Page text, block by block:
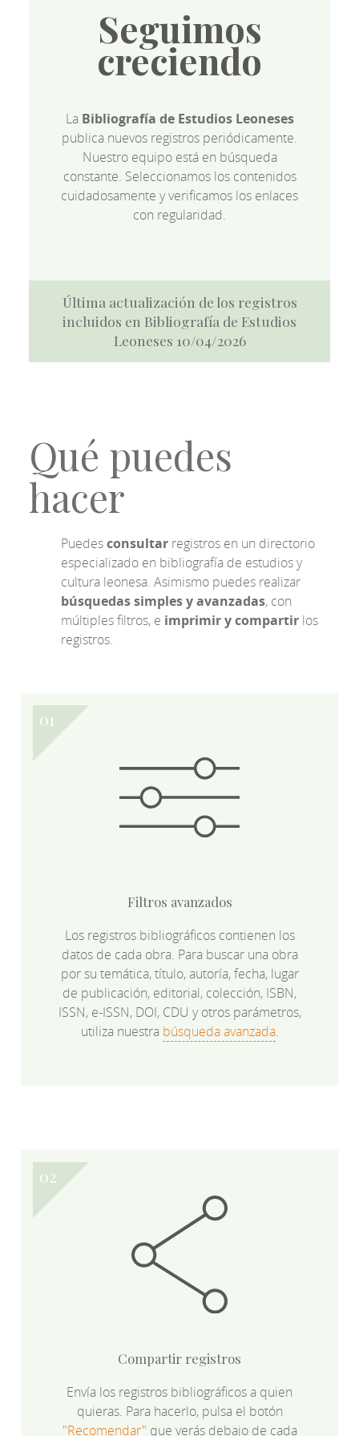
Seguimos
creciendo
La Bibliografía de Estudios Leoneses
publica nuevos registros periódicamente.
Nuestro equipo está en búsqueda
constante. Seleccionamos los contenidos
cuidadosamente y verificamos los enlaces
con regularidad.
Última actualización de los registros
incluidos en Bibliografía de Estudios
Leoneses 10/04/2026
Qué puedes
hacer
Puedesconsultar registros en un directorio
especializado en bibliografía de estudios y
cultura leonesa. Asimismo puedes realizar
búsquedas simples y avanzadas, con
múltiples filtros, e imprimir y compartir los
registros.
Filtros avanzados
Los registros bibliográficos contienen los
datos de cada obra. Para buscar una obra
por su temática, título, autoría, fecha, lugar
de publicación, editorial, colección, ISBN,
ISSN, e-ISSN, DOI, CDU y otros parámetros,
utiliza nuestra búsqueda avanzada.
Compartir registros
Envía los registros bibliográficos a quien
quieras. Para hacerlo, pulsa el botón
"Recomendar" que verás debajo de cada